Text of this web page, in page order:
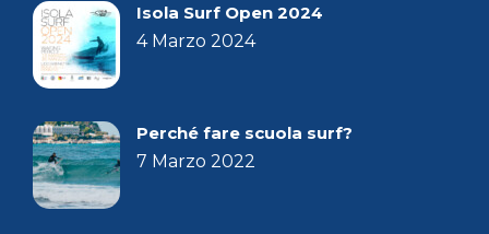
Isola Surf Open 2024
4 Marzo 2024
Perché fare scuola surf?
7 Marzo 2022